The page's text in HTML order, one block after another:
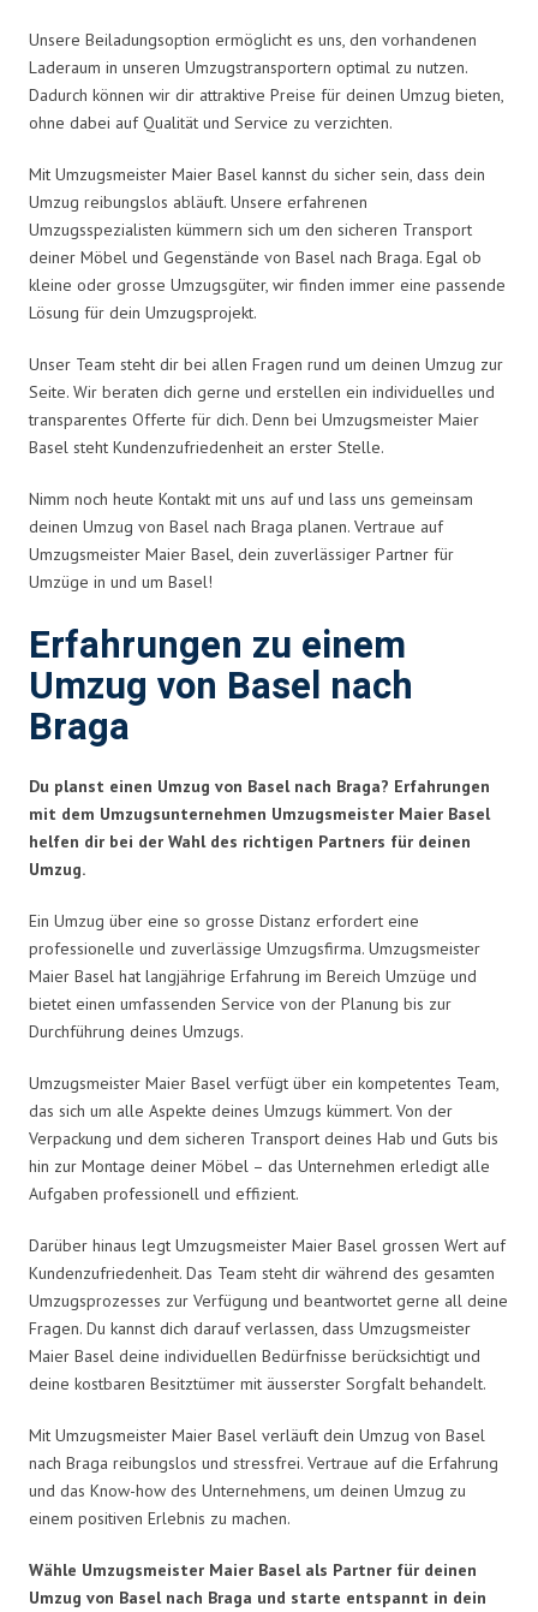
Unsere Beiladungsoption ermöglicht es uns, den vorhandenen
Laderaum in unseren Umzugstransportern optimal zu nutzen.
Dadurch können wir dir attraktive Preise für deinen Umzug bieten,
ohne dabei auf Qualität und Service zu verzichten.
Mit Umzugsmeister Maier Basel kannst du sicher sein, dass dein
Umzug reibungslos abläuft. Unsere erfahrenen
Umzugsspezialisten kümmern sich um den sicheren Transport
deiner Möbel und Gegenstände von Basel nach Braga. Egal ob
kleine oder grosse Umzugsgüter, wir finden immer eine passende
Lösung für dein Umzugsprojekt.
Unser Team steht dir bei allen Fragen rund um deinen Umzug zur
Seite. Wir beraten dich gerne und erstellen ein individuelles und
transparentes Offerte für dich. Denn bei Umzugsmeister Maier
Basel steht Kundenzufriedenheit an erster Stelle.
Nimm noch heute Kontakt mit uns auf und lass uns gemeinsam
deinen Umzug von Basel nach Braga planen. Vertraue auf
Umzugsmeister Maier Basel, dein zuverlässiger Partner für
Umzüge in und um Basel!
Erfahrungen zu einem
Umzug von Basel nach
Braga
Du planst einen Umzug von Basel nach Braga? Erfahrungen
mit dem Umzugsunternehmen Umzugsmeister Maier Basel
helfen dir bei der Wahl des richtigen Partners für deinen
Umzug.
Ein Umzug über eine so grosse Distanz erfordert eine
professionelle und zuverlässige Umzugsfirma. Umzugsmeister
Maier Basel hat langjährige Erfahrung im Bereich Umzüge und
bietet einen umfassenden Service von der Planung bis zur
Durchführung deines Umzugs.
Umzugsmeister Maier Basel verfügt über ein kompetentes Team,
das sich um alle Aspekte deines Umzugs kümmert. Von der
Verpackung und dem sicheren Transport deines Hab und Guts bis
hin zur Montage deiner Möbel – das Unternehmen erledigt alle
Aufgaben professionell und effizient.
Darüber hinaus legt Umzugsmeister Maier Basel grossen Wert auf
Kundenzufriedenheit. Das Team steht dir während des gesamten
Umzugsprozesses zur Verfügung und beantwortet gerne all deine
Fragen. Du kannst dich darauf verlassen, dass Umzugsmeister
Maier Basel deine individuellen Bedürfnisse berücksichtigt und
deine kostbaren Besitztümer mit äusserster Sorgfalt behandelt.
Mit Umzugsmeister Maier Basel verläuft dein Umzug von Basel
nach Braga reibungslos und stressfrei. Vertraue auf die Erfahrung
und das Know-how des Unternehmens, um deinen Umzug zu
einem positiven Erlebnis zu machen.
Wähle Umzugsmeister Maier Basel als Partner für deinen
Umzug von Basel nach Braga und starte entspannt in dein